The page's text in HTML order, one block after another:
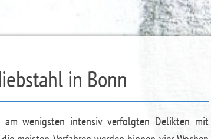
in Bonn
wenigsten intensiv verfolgten Delikten mit